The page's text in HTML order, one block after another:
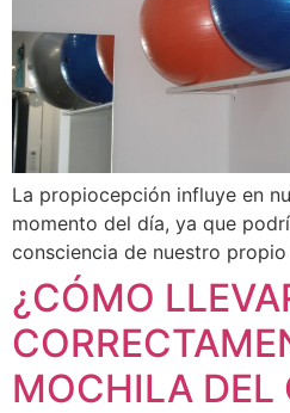
La propiocepción influye en
momento del día, ya que
consciencia de nuestro
¿CÓMO
MOCHILA DEL